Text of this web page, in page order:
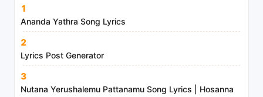
m
i
s
t
1
Ananda Yathra Song Lyrics
2
Lyrics Post Generator
3
Nutana Yerushalemu Pattanamu Song Lyrics | Hosanna